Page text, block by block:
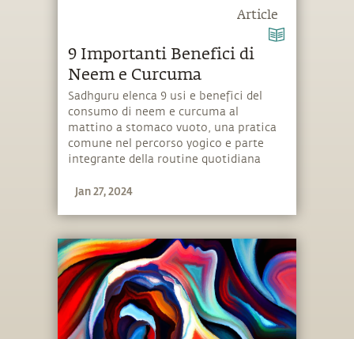
Article
9 Importanti Benefici di
Neem e Curcuma
Sadhguru elenca 9 usi e benefici del
consumo di neem e curcuma al
mattino a stomaco vuoto, una pratica
comune nel percorso yogico e parte
integrante della routine quotidiana
Jan 27, 2024